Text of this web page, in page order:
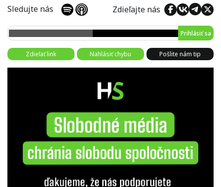
Sledujte nás Zdieľajte nás
Prihlásiť sa
Zdieľať link Nahlásiť chybu Pošlite nám tip